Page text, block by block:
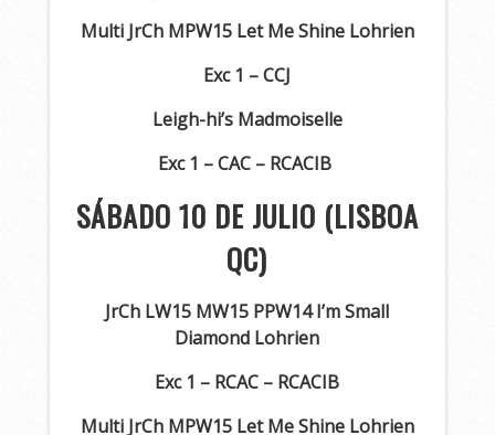
Multi JrCh MPW15 Let Me Shine Lohrien
Exc 1 – CCJ
Leigh-hi’s Madmoiselle
Exc 1 – CAC – RCACIB
SÁBADO 10 DE JULIO (LISBOA
QC)
JrCh LW15 MW15 PPW14 I’m Small
Diamond Lohrien
Exc 1 – RCAC – RCACIB
Multi JrCh MPW15 Let Me Shine Lohrien